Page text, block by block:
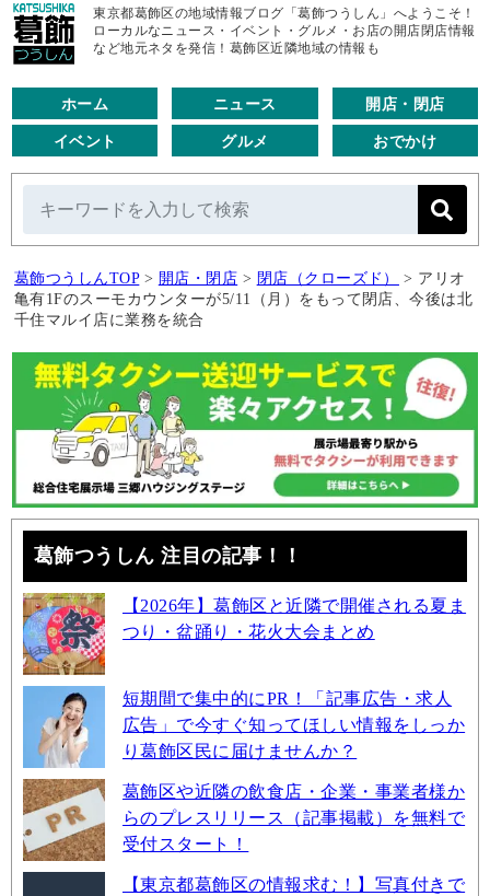
東京都葛飾区の地域情報ブログ「葛飾つうしん」へようこそ！
ローカルなニュース・イベント・グルメ・お店の開店閉店情報
など地元ネタを発信！葛飾区近隣地域の情報も
ホーム ニュース 開店・閉店
イベント グルメ おでかけ
葛飾つうしんTOP > 開店・閉店 > 閉店（クローズド） > アリオ
亀有1Fのスーモカウンターが5/11（月）をもって閉店、今後は北
千住マルイ店に業務を統合
葛飾つうしん 注目の記事！！
【2026年】葛飾区と近隣で開催される夏ま
つり・盆踊り・花火大会まとめ
短期間で集中的にPR！「記事広告・求人
広告」で今すぐ知ってほしい情報をしっか
り葛飾区民に届けませんか？
葛飾区や近隣の飲食店・企業・事業者様か
らのプレスリリース（記事掲載）を無料で
受付スタート！
【東京都葛飾区の情報求む！】写真付きで